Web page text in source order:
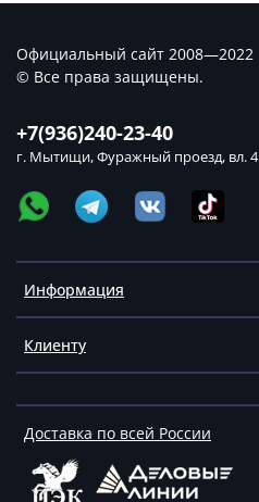
Информация
Клиенту
Доставка по всей России
+7(936)240-23-40
г. Мытищи, Фуражный проезд, вл. 4
Официальный сайт 2008—2022
© Все права защищены.